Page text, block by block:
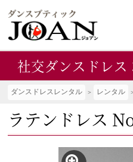
社交ダンスドレス
ダンスドレスレンタル レンタル
ラテンドレス